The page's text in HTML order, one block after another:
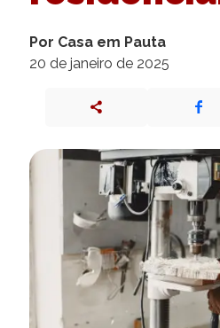
Por Casa em Pauta
20 de janeiro de 2025